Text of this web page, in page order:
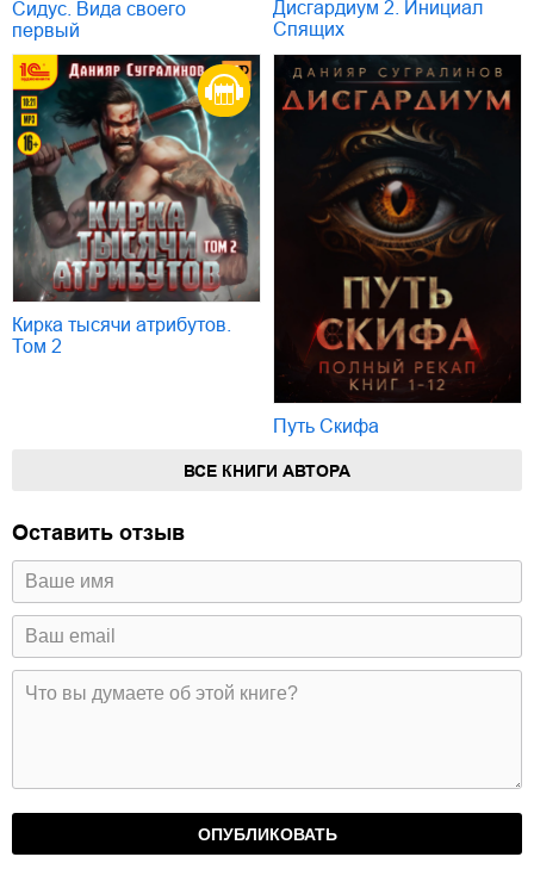
Сидус. Вида своего
первый
Дисгардиум 2. Инициал
Спящих
Кирка тысячи атрибутов.
Том 2
Путь Скифа
ВСЕ КНИГИ АВТОРА
Оставить отзыв